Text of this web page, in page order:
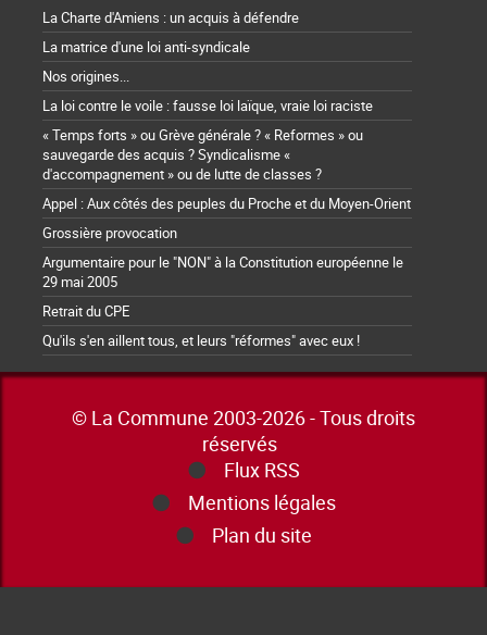
La Charte d'Amiens : un acquis à défendre
La matrice d'une loi anti-syndicale
Nos origines...
La loi contre le voile : fausse loi laïque, vraie loi raciste
« Temps forts » ou Grève générale ? « Reformes » ou
sauvegarde des acquis ? Syndicalisme «
d'accompagnement » ou de lutte de classes ?
Appel : Aux côtés des peuples du Proche et du Moyen-Orient
Grossière provocation
Argumentaire pour le "NON" à la Constitution européenne le
29 mai 2005
Retrait du CPE
Qu'ils s'en aillent tous, et leurs "réformes" avec eux !
© La Commune 2003-2026 - Tous droits
réservés
Flux RSS
Mentions légales
Plan du site